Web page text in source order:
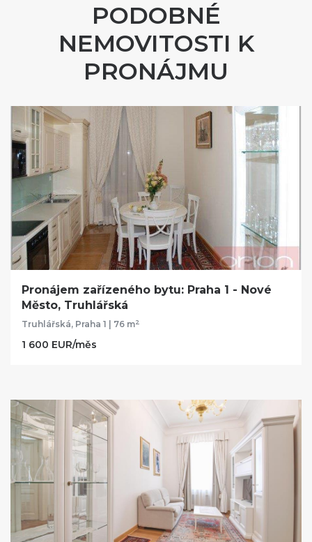
PODOBNÉ
NEMOVITOSTI K
PRONÁJMU
Pronájem zařízeného bytu: Praha 1 - Nové
Město, Truhlářská
Truhlářská, Praha 1 | 76 m2
1 600 EUR/měs